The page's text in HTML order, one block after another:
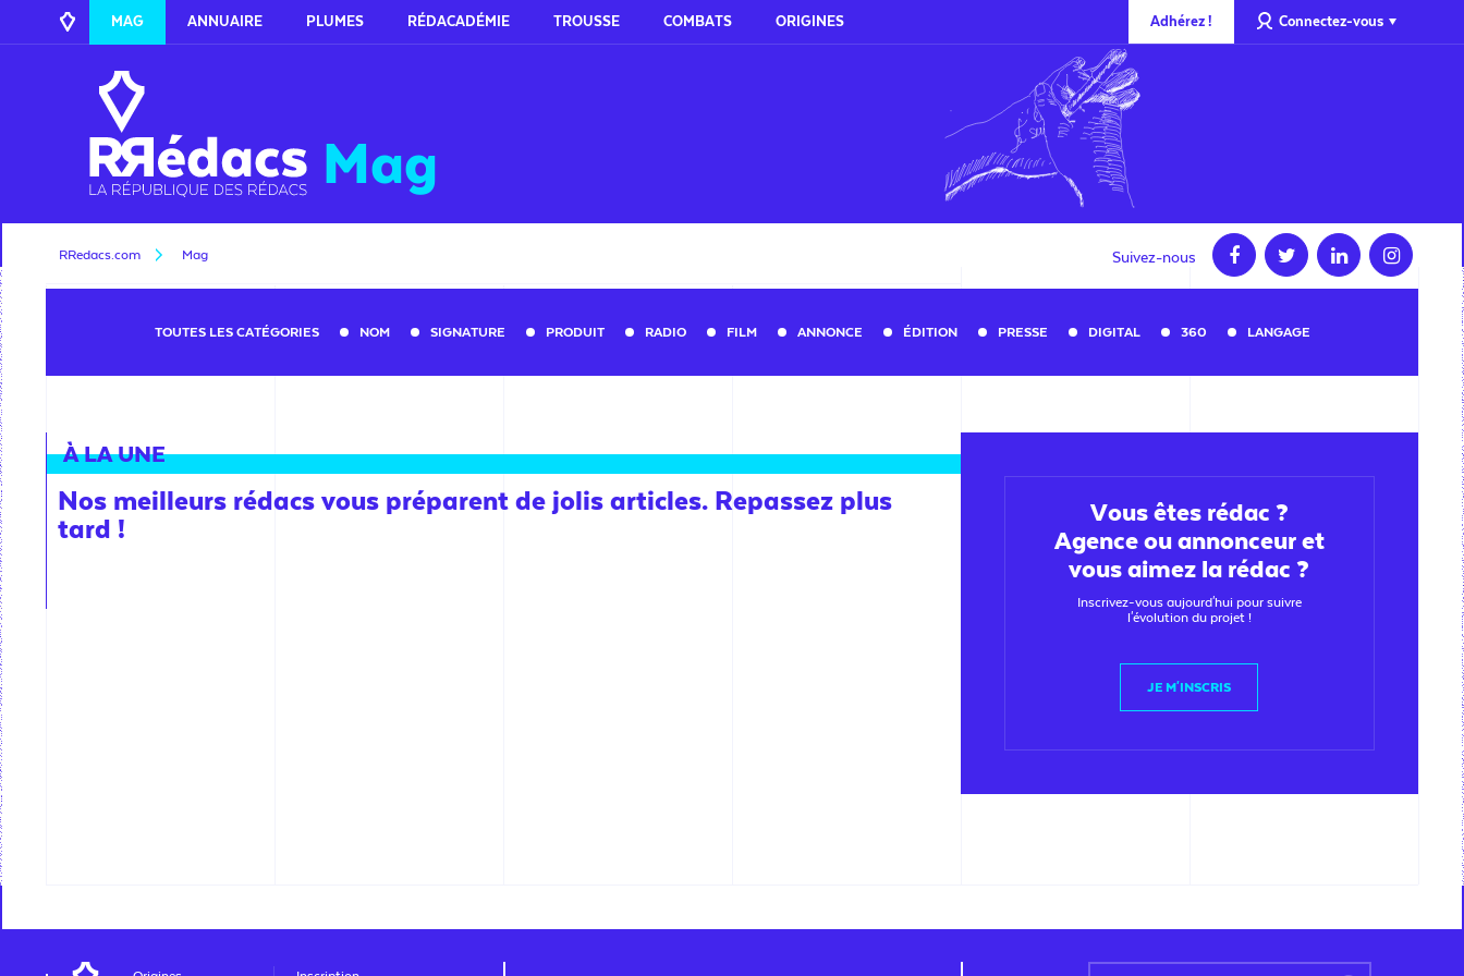
MAG ANNUAIRE PLUMES RÉDACADÉMIE TROUSSE COMBATS ORIGINES Connectez-vous
Adhérez !
Mag
RRedacs.com Mag Suivez-nous
TOUTES LES CATÉGORIES NOM SIGNATURE PRODUIT RADIO FILM ANNONCE ÉDITION PRESSE DIGITAL 360 LANGAGE
À LA UNE
Nos meilleurs rédacs vous préparent de jolis articles. Repassez plus
tard !
Vous êtes rédac ?
Agence ou annonceur et
vous aimez la rédac ?
Inscrivez-vous aujourd'hui pour suivre
l'évolution du projet !
JE M'INSCRIS